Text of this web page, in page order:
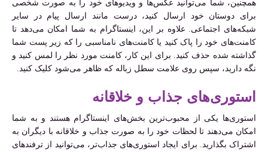
همچنین، شما می‌توانید عکس‌ها و ویدیوهای خود را به صورت شخصی
برای دوستان خود ارسال کنید، درست مانند ارسال پیام در سایر
شبکه‌های اجتماعی. علاوه بر این، اینستاگرام به شما امکان می‌دهد تا
کامنت‌های خود را پاک کنید یا کامنت‌های نامناسبی را که زیر پست شما
گذاشته شده حذف کنید. برای این کار، کامنت مورد نظر را لمس کنید و
نگه دارید، سپس روی علامت سطل زباله که ظاهر می‌شود کلیک کنید.
استوری‌های جذاب و خلاقانه
استوری‌ها یکی از محبوب‌ترین بخش‌های اینستاگرام هستند و به شما
امکان می‌دهند تا لحظات خود را به صورت جذاب و خلاقانه با دیگران به
اشتراک بگذارید. برای ایجاد استوری‌های جذاب‌تر، می‌توانید از ترفندهای